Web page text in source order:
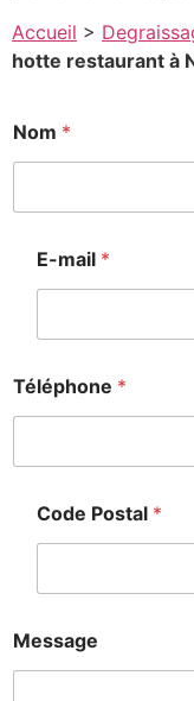
Accueil >
hotte restaurant à
Nom *
E-mail *
Téléphone *
Code Postal *
Message